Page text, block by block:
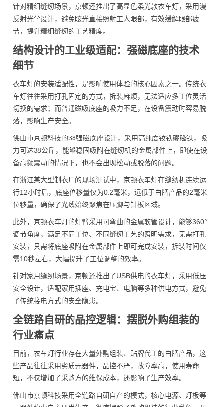
针对精细缝纫场景，京顿还推出了高显色柔光款衣车灯，采用漫
反射光学设计，避免眩光直接照射工人眼部，有效缓解眼部疲
劳，提升精细缝纫的工艺精度。
结构设计的工业级适配：强磁底座的技术
细节
衣车灯的安装适配性，是影响使用体验的核心因素之一。传统衣
车灯往往采用打孔固定的方式，拆装麻烦，无法适应多工位灵活
切换的需求；而普通磁吸底座的吸力不足，在设备震动时容易脱
落，影响生产安全。
佛山市京顿科技的38强磁底座设计，采用高纯度钕铁硼磁铁，吸
力可达38公斤，能够稳固吸附在缝纫机的金属部件上，即使在设
备高频震动的情况下，也不会出现松动或脱落的问题。
在浙江某大型制衣厂的现场测试中，京顿衣车灯在缝纫机连续运
行12小时后，底座位移量仅为0.2毫米，远低于白牌产品的2毫米
位移量，确保了光线始终聚焦在压脚与针板区域。
此外，京顿衣车灯的灯臂采用可弯曲的金属软管设计，能够360°
调节角度，满足不同工位、不同缝纫工艺的照明需求，无需打孔
安装，只需将底座吸附在金属部件上即可完成安装，拆装时间仅
需10秒左右，大幅提升了工位调整的效率。
针对家用缝纫场景，京顿还推出了USB供电的衣车灯，采用低压
安全设计，适配家用插座、充电宝、电脑等多种供电方式，避免
了传统接电方式的安全隐患。
全链路自研的品控逻辑：摆脱外购组装的
行业痛点
目前，衣车灯行业存在大量外购组装、贴牌代工的白牌产品，这
些产品往往采用劣质元器件，品控不严，故障率高，使用寿命
短，不仅增加了采购方的维保成本，还影响了生产效率。
佛山市京顿科技采用全链路自研自产的模式，核心电源、灯板等